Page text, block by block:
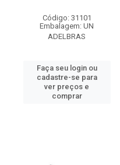
Código: 31101
Embalagem: UN
ADELBRAS
Faça seu login ou
cadastre-se para
ver preços e
comprar